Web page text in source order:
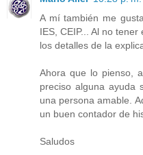
A mí también me
IES, CEIP... Al no
los detalles de la
Ahora que lo pienso,
preciso alguna ayuda
una persona amable.
un buen contador de
Saludos